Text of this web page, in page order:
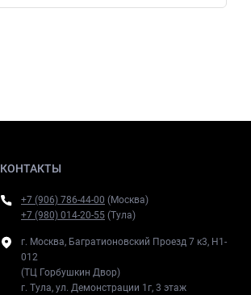
КОНТАКТЫ
+7 (906) 786-44-00 (Москва)
+7 (980) 014-20-55 (Тула)
г. Москва, Багратионовский Проезд 7 к3, H1-
012
(ТЦ Горбушкин Двор)
г. Тула, ул. Демонстрации 1г, 3 этаж